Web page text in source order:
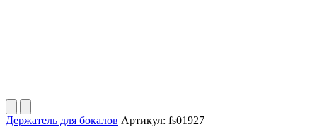
Держатель для бокалов Артикул: fs01927